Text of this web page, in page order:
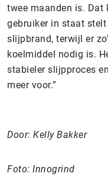
twee maanden is. Dat
gebruiker in staat
slijpbrand, terwijl er
koelmiddel nodig is.
stabieler slijpproces
meer voor.”
Door: Kelly Bakker
Foto: Innogrind